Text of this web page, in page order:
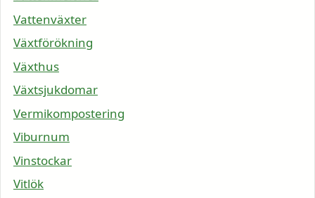
Vattenväxter
Växtförökning
Växthus
Växtsjukdomar
Vermikompostering
Viburnum
Vinstockar
Vitlök